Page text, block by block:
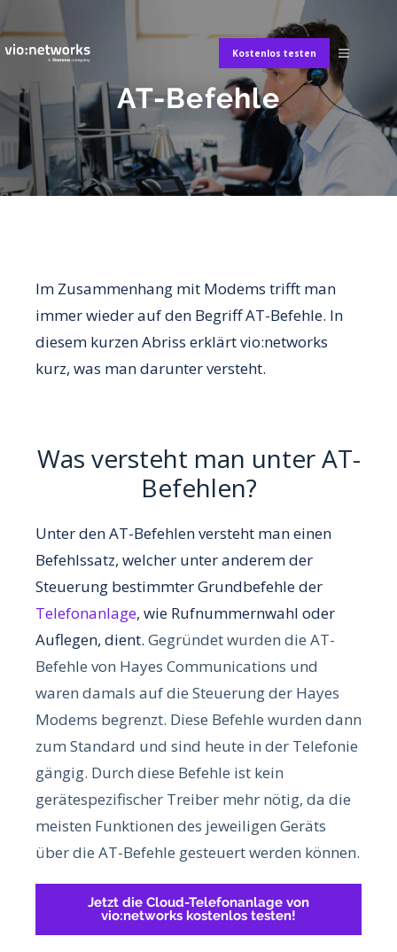
Kostenlos testen
AT-Befehle
Im Zusammenhang mit Modems trifft man
immer wieder auf den Begriff AT-Befehle. In
diesem kurzen Abriss erklärt vio:networks
kurz, was man darunter versteht.
Was versteht man unter AT-
Befehlen?
Unter den AT-Befehlen versteht man einen
Befehlssatz, welcher unter anderem der
Steuerung bestimmter Grundbefehle der
Telefonanlage, wie Rufnummernwahl oder
Auflegen, dient. Gegründet wurden die AT-
Befehle von Hayes Communications und
waren damals auf die Steuerung der Hayes
Modems begrenzt. Diese Befehle wurden dann
zum Standard und sind heute in der Telefonie
gängig. Durch diese Befehle ist kein
gerätespezifischer Treiber mehr nötig, da die
meisten Funktionen des jeweiligen Geräts
über die AT-Befehle gesteuert werden können.
Jetzt die Cloud-Telefonanlage von
vio:networks kostenlos testen!